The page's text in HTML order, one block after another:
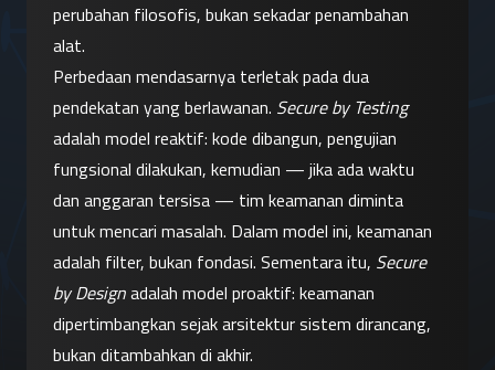
perubahan filosofis, bukan sekadar penambahan
alat.
Perbedaan mendasarnya terletak pada dua
pendekatan yang berlawanan. Secure by Testing
adalah model reaktif: kode dibangun, pengujian
fungsional dilakukan, kemudian — jika ada waktu
dan anggaran tersisa — tim keamanan diminta
untuk mencari masalah. Dalam model ini, keamanan
adalah filter, bukan fondasi. Sementara itu, Secure
by Design adalah model proaktif: keamanan
dipertimbangkan sejak arsitektur sistem dirancang,
bukan ditambahkan di akhir.